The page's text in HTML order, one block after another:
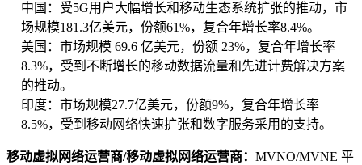
中国：受5G用户大幅增长和移动生态系统扩张的推动，市
场规模181.3亿美元，份额61%，复合年增长率8.4%。
美国：市场规模 69.6 亿美元，份额 23%，复合年增长率
8.3%，受到不断增长的移动数据流量和先进计费解决方案
的推动。
印度：市场规模27.7亿美元，份额9%，复合年增长率
8.5%，受到移动网络快速扩张和数字服务采用的支持。
移动虚拟网络运营商/移动虚拟网络运营商： MVNO/MVNE 平